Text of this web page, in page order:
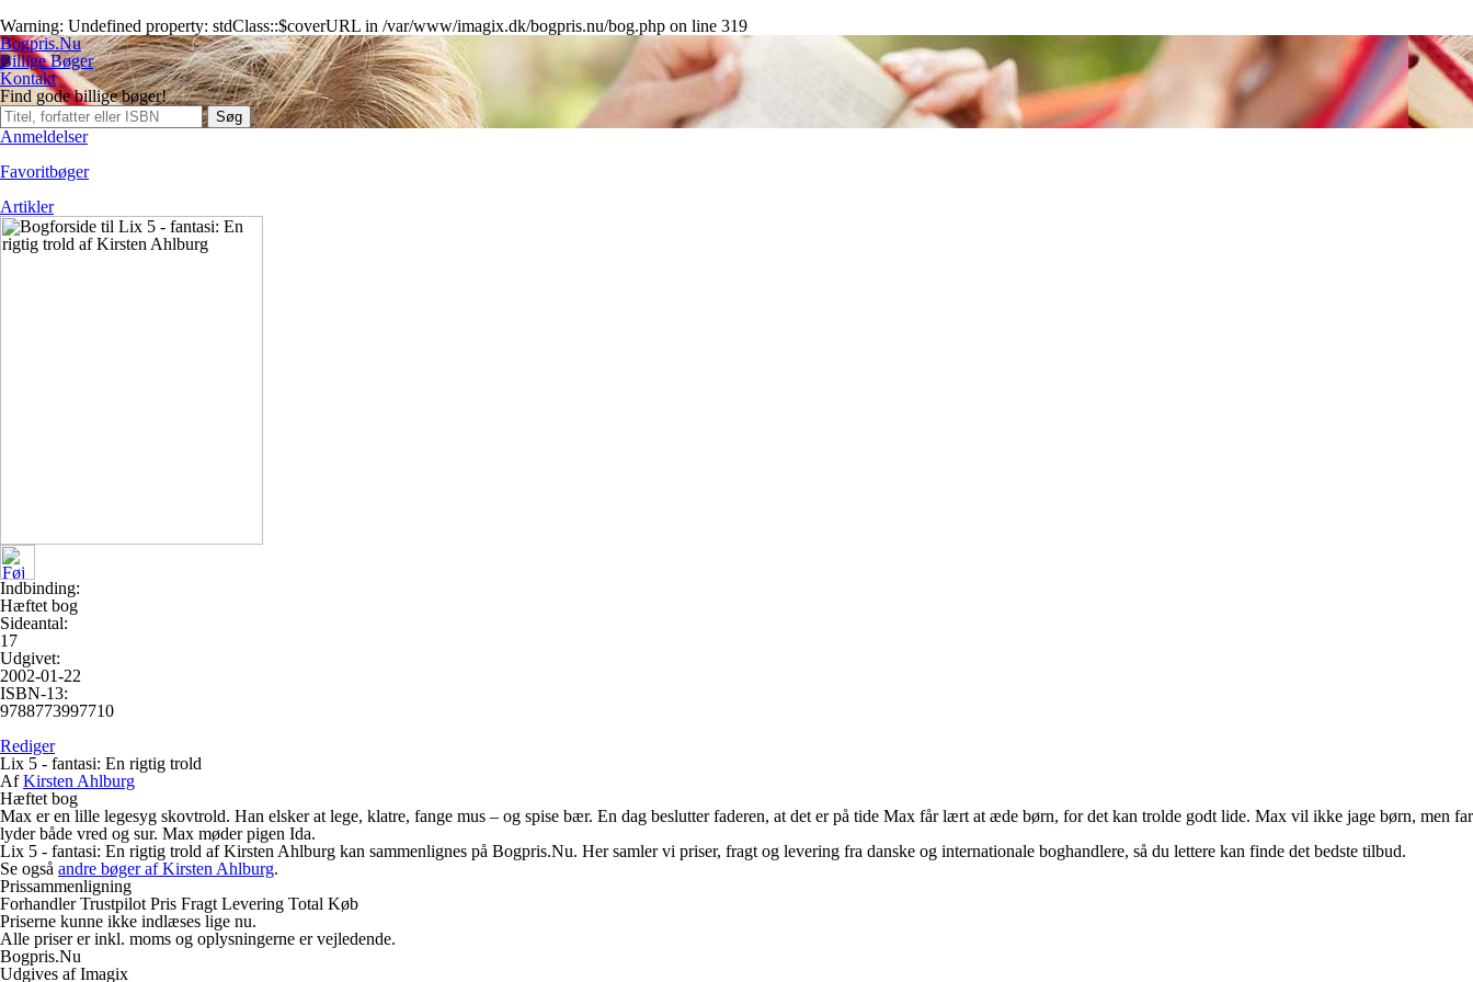
Warning: Undefined property: stdClass::$coverURL in /var/www/imagix.dk/bogpris.nu/bog.php on line 319
Bogpris.Nu
Billige Bøger
Kontakt
Find gode billige bøger!
Søg
Anmeldelser
Favoritbøger
Artikler
Indbinding:
Hæftet bog
Sideantal:
17
Udgivet:
2002-01-22
ISBN-13:
9788773997710
Rediger
Lix 5 - fantasi: En rigtig trold
AfKirsten Ahlburg
Hæftet bog
Max er en lille legesyg skovtrold. Han elsker at lege, klatre, fange mus – og spise bær. En dag beslutter faderen, at det er på tide Max får lært at æde børn, for det kan trolde godt lide. Max vil ikke jage børn, men far
lyder både vred og sur. Max møder pigen Ida.
Lix 5 - fantasi: En rigtig trold af Kirsten Ahlburg kan sammenlignes på Bogpris.Nu. Her samler vi priser, fragt og levering fra danske og internationale boghandlere, så du lettere kan finde det bedste tilbud.
Se også andre bøger af Kirsten Ahlburg.
Prissammenligning
Forhandler Trustpilot Pris Fragt Levering Total Køb
Priserne kunne ikke indlæses lige nu.
Alle priser er inkl. moms og oplysningerne er vejledende.
Bogpris.Nu
Udgives af Imagix